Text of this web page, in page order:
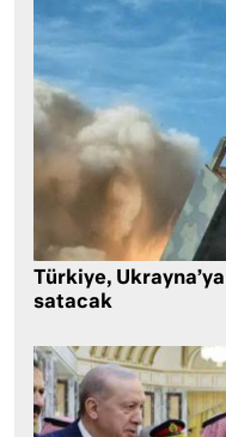
Türkiye,
satacak